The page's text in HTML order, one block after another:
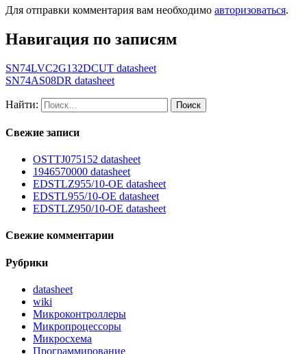
Для отправки комментария вам необходимо авторизоваться.
Навигация по записям
SN74LVC2G132DCUT datasheet
SN74AS08DR datasheet
Найти:
Свежие записи
OSTTJ075152 datasheet
1946570000 datasheet
EDSTLZ955/10-OE datasheet
EDSTL955/10-OE datasheet
EDSTLZ950/10-OE datasheet
Свежие комментарии
Рубрики
datasheet
wiki
Микроконтроллеры
Микропроцессоры
Микросхема
Программирование